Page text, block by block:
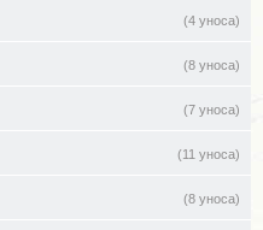
(4 уноса)
(8 уноса)
(7 уноса)
(11 уноса)
(8 уноса)